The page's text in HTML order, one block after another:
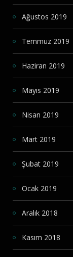
Ağustos 2019
Temmuz 2019
Haziran 2019
Mayıs 2019
Nisan 2019
Mart 2019
Şubat 2019
Ocak 2019
Aralık 2018
Kasım 2018